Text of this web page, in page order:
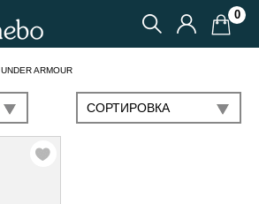
0
UNDER ARMOUR
CОРТИРОВКА